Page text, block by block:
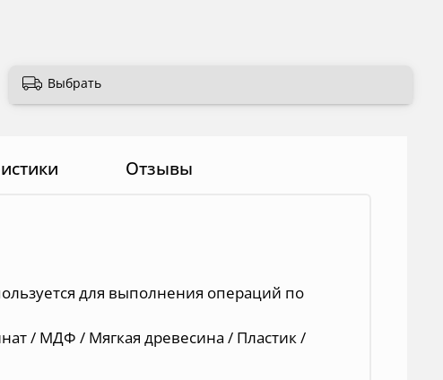
Выбрать
Отзывы
для выполнения операций по
/ МДФ / Мягкая древесина / Пластик /